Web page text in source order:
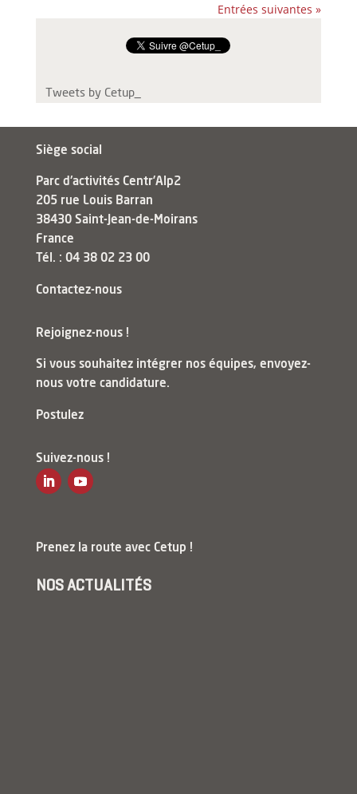
Entrées suivantes »
Tweets by Cetup_
Siège social
Parc d'activités Centr’Alp2
205 rue Louis Barran
38430 Saint-Jean-de-Moirans
France
Tél. : 04 38 02 23 00
Contactez-nous
Rejoignez-nous !
Si vous souhaitez intégrer nos équipes, envoyez-
nous votre candidature.
Postulez
Suivez-nous !
Prenez la route avec Cetup !
NOS ACTUALITÉS